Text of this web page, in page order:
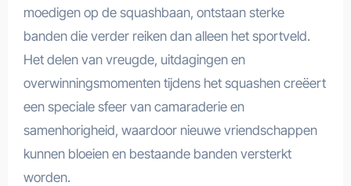
moedigen op de squashbaan, ontstaan sterke
banden die verder reiken dan alleen het sportveld.
Het delen van vreugde, uitdagingen en
overwinningsmomenten tijdens het squashen creëert
een speciale sfeer van camaraderie en
samenhorigheid, waardoor nieuwe vriendschappen
kunnen bloeien en bestaande banden versterkt
worden.